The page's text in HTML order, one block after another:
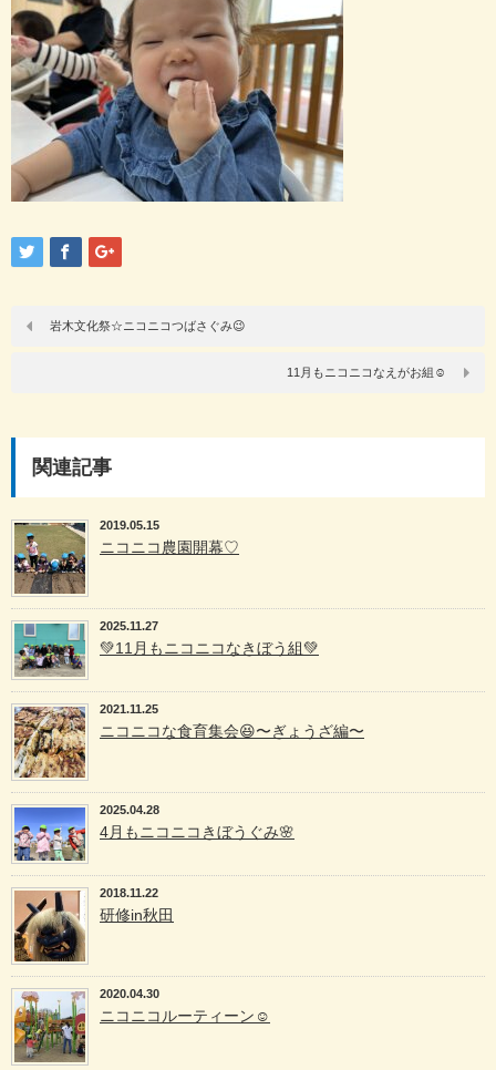
岩木文化祭☆ニコニコつばさぐみ😉
11月もニコニコなえがお組☺️
関連記事
2019.05.15
ニコニコ農園開幕♡
2025.11.27
💚11月もニコニコなきぼう組💚
2021.11.25
ニコニコな食育集会😆〜ぎょうざ編〜
2025.04.28
4月もニコニコきぼうぐみ🌸
2018.11.22
研修in秋田
2020.04.30
ニコニコルーティーン☺️